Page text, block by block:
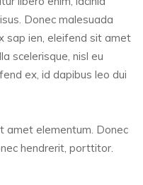
Donec malesuada
sap ien, eleifend sit amet
scelerisque, nisl eu
ex, id dapibus leo dui
amet elementum. Donec
hendrerit, porttitor.